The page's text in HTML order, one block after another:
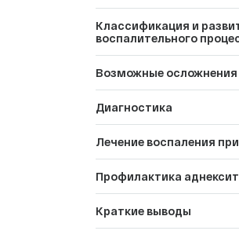
Классификация и
воспалительного
Возможные осложнения
Диагностика
Лечение воспаления
Профилактика
Краткие выводы